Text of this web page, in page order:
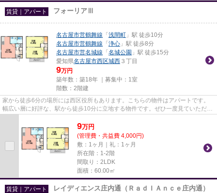
賃貸｜アパート フォーリアⅢ
名古屋市営鶴舞線 「 浅間町 」駅 徒歩10分
名古屋市営鶴舞線 「 浄心 」駅 徒歩8分
名古屋市営名城線 「 名城公園 」駅 徒歩15分
愛知県名古屋市西区城西 ３丁目
9万円
築年数：築18年 ｜募集中： 1室
階数：2階建
家から徒歩6分の場所には西区役所もあります。こちらの物件はアパートです。
幅広い層に好評な、駅から徒歩10分に立地する物件です。ぜひ一度見ていただき
9万円
(管理費・共益費 4,000円)
敷：1ヶ月｜礼：1ヶ月
所在階：1-2階
間取り：2LDK
面積：60.00㎡
賃貸｜アパート レイディエンス庄内通（ＲａｄＩＡｎｃｅ庄内通）